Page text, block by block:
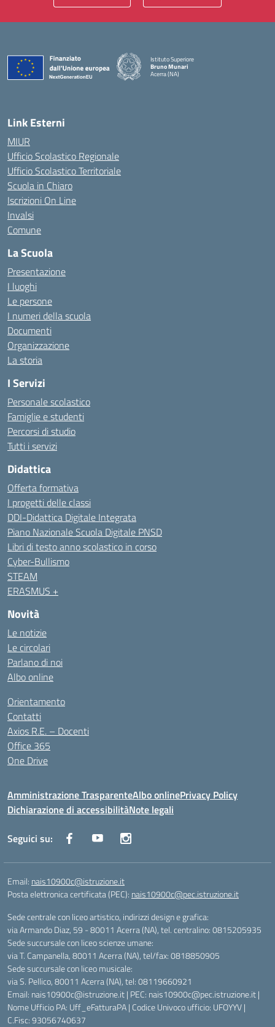
Istituto Superiore
Bruno Munari
Acerra (NA)
Link Esterni
MIUR
Ufficio Scolastico Regionale
Ufficio Scolastico Territoriale
Scuola in Chiaro
Iscrizioni On Line
Invalsi
Comune
La Scuola
Presentazione
I luoghi
Le persone
I numeri della scuola
Documenti
Organizzazione
La storia
I Servizi
Personale scolastico
Famiglie e studenti
Percorsi di studio
Tutti i servizi
Didattica
Offerta formativa
I progetti delle classi
DDI-Didattica Digitale Integrata
Piano Nazionale Scuola Digitale PNSD
Libri di testo anno scolastico in corso
Cyber-Bullismo
STEAM
ERASMUS +
Novità
Le notizie
Le circolari
Parlano di noi
Albo online
Orientamento
Contatti
Axios R.E. – Docenti
Office 365
One Drive
Amministrazione TrasparenteAlbo onlinePrivacy Policy
Dichiarazione di accessibilitàNote legali
Seguici su:
Email: nais10900c@istruzione.it
Posta elettronica certificata (PEC): nais10900c@pec.istruzione.it
Sede centrale con liceo artistico, indirizzi design e grafica:
via Armando Diaz, 59 - 80011 Acerra (NA), tel. centralino: 0815205935
Sede succursale con liceo scienze umane:
via T. Campanella, 80011 Acerra (NA), tel/fax: 0818850905
Sede succursale con liceo musicale:
via S. Pellico, 80011 Acerra (NA), tel: 08119660921
Email: nais10900c@istruzione.it | PEC: nais10900c@pec.istruzione.it |
Nome Ufficio PA: Uff_eFatturaPA | Codice Univoco ufficio: UFOYYV |
C.Fisc: 93056740637